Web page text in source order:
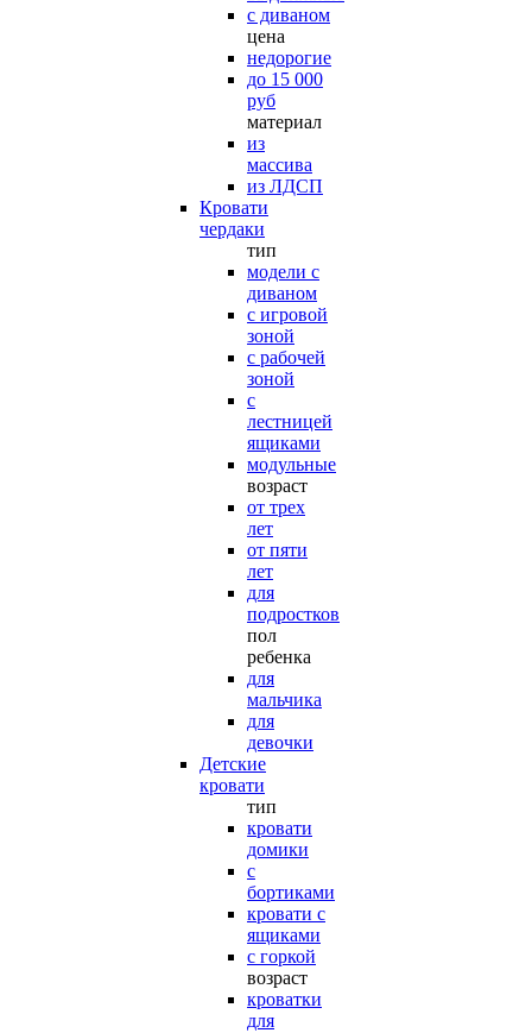
с диваном
цена
недорогие
до 15 000
руб
материал
из
массива
из ЛДСП
Кровати
чердаки
тип
модели с
диваном
с игровой
зоной
с рабочей
зоной
с
лестницей
ящиками
модульные
возраст
от трех
лет
от пяти
лет
для
подростков
пол
ребенка
для
мальчика
для
девочки
Детские
кровати
тип
кровати
домики
с
бортиками
кровати с
ящиками
с горкой
возраст
кроватки
для